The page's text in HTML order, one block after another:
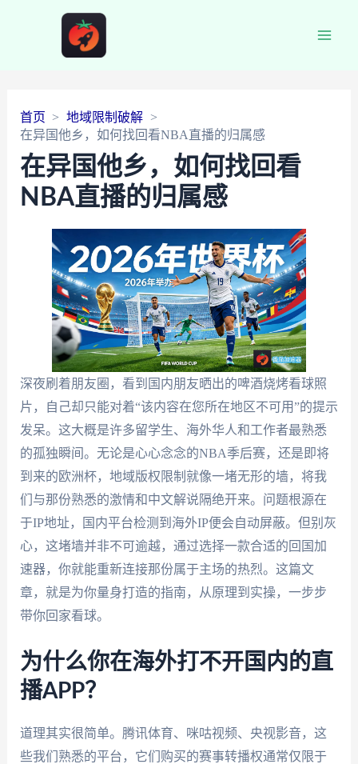
首页
地域限制破解
在异国他乡，如何找回看NBA直播的归属感
在异国他乡，如何找回看
NBA直播的归属感
深夜刷着朋友圈，看到国内朋友晒出的啤酒烧烤看球照
片，自己却只能对着“该内容在您所在地区不可用”的提示
发呆。这大概是许多留学生、海外华人和工作者最熟悉
的孤独瞬间。无论是心心念念的NBA季后赛，还是即将
到来的欧洲杯，地域版权限制就像一堵无形的墙，将我
们与那份熟悉的激情和中文解说隔绝开来。问题根源在
于IP地址，国内平台检测到海外IP便会自动屏蔽。但别灰
心，这堵墙并非不可逾越，通过选择一款合适的回国加
速器，你就能重新连接那份属于主场的热烈。这篇文
章，就是为你量身打造的指南，从原理到实操，一步步
带你回家看球。
为什么你在海外打不开国内的直
播APP？
道理其实很简单。腾讯体育、咪咕视频、央视影音，这
些我们熟悉的平台，它们购买的赛事转播权通常仅限于